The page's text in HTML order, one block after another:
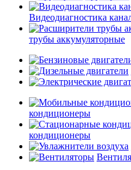
Видеодиагностика
трубы аккумуляторные
кондиционеры
кондиционеры